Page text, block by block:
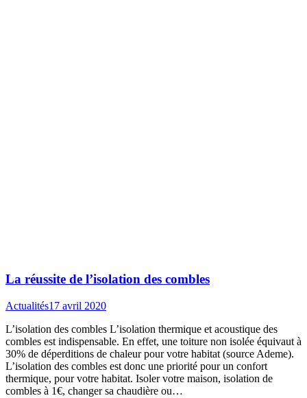
La réussite de l’isolation des combles
Actualités17 avril 2020
L’isolation des combles L’isolation thermique et acoustique des
combles est indispensable. En effet, une toiture non isolée équivaut à
30% de déperditions de chaleur pour votre habitat (source Ademe).
L’isolation des combles est donc une priorité pour un confort
thermique, pour votre habitat. Isoler votre maison, isolation de
combles à 1€, changer sa chaudière ou…